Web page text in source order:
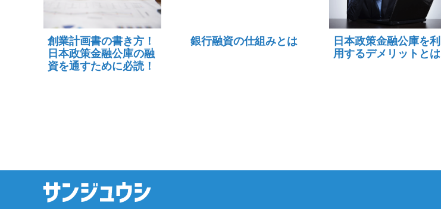
創業計画書の書き方！
日本政策金融公庫の融
資を通すために必読！
銀行融資の仕組みとは
日本政策金融公庫を利
用するデメリットとは